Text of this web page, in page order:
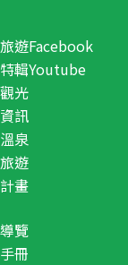
旅遊
特輯
觀光
資訊
溫泉
旅遊
計畫
導覽
手冊
Facebook
Youtube